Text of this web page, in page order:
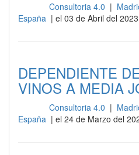
Consultoria 4.0 |
España | el 03 de Abril del 2023
DEPENDIENTE
VINOS A MEDIA
Consultoria 4.0 |
España | el 24 de Marzo del